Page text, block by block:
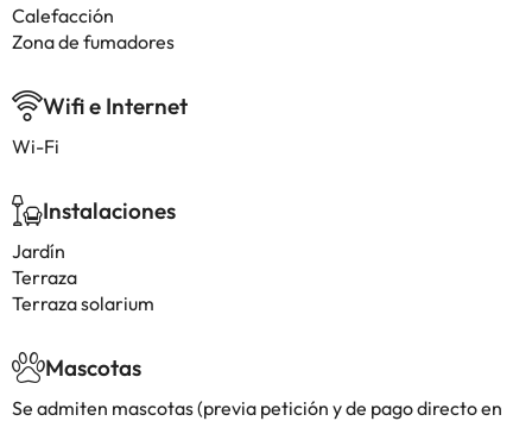
Calefacción
Zona de fumadores
Wifi e Internet
Wi-Fi
Instalaciones
Jardín
Terraza
Terraza solarium
Mascotas
Se admiten mascotas (previa petición y de pago directo en